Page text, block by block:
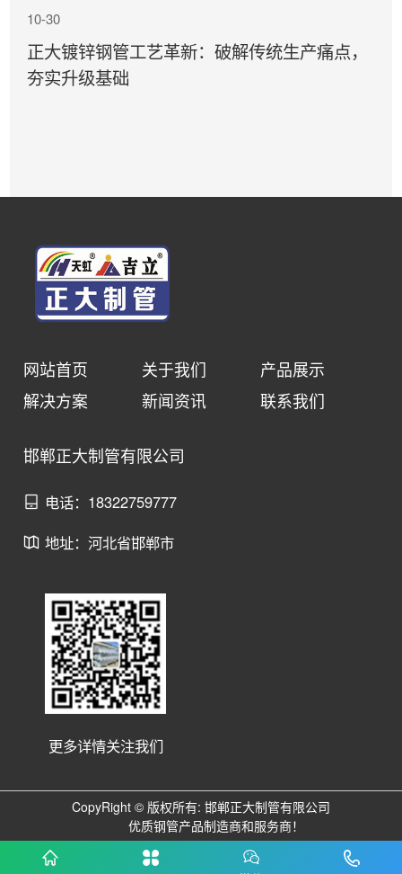
10-30
正大镀锌钢管工艺革新：破解传统生产痛点，
夯实升级基础
网站首页 关于我们
产品展示
解决方案
新闻资讯 联系我们
邯郸正大制管有限公司
电话：18322759777
地址：河北省邯郸市
更多详情关注我们
CopyRight © 版权所有: 邯郸正大制管有限公司
优质钢管产品制造商和服务商！